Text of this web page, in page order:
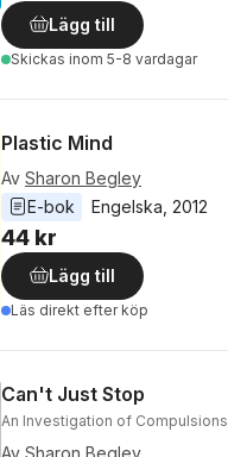
Lägg till
Skickas inom 5-8 vardagar
Plastic Mind
Av Sharon Begley
E-bok
Engelska 2012
44 kr
Lägg till
Läs direkt efter köp
Can't Just Stop
An Investigation of Compulsions
Av Sharon Begley